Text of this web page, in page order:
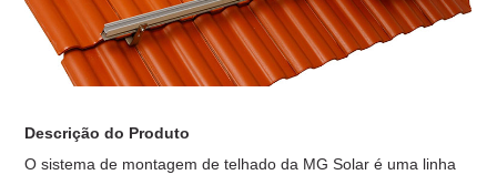
Descrição do Produto
O sistema de montagem de telhado da MG Solar é uma linha